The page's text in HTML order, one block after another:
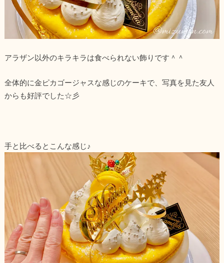
アラザン以外のキラキラは食べられない飾りです＾＾
全体的に金ピカゴージャスな感じのケーキで、写真を見た友人
からも好評でした☆彡
手と比べるとこんな感じ♪